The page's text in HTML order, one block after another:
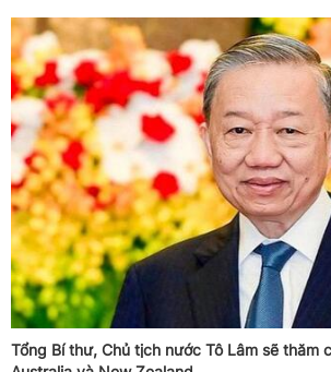
Tổng Bí thư, Chủ tịch nước Tô Lâm sẽ thăm